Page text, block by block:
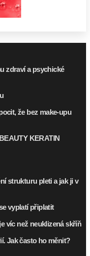
zdraví a psychické
že bez make-upu
KERATIN
strukturu pleti a jak ji v
vyplatí připlatit
víc než neuklizená skříň
Jak často ho měnit?